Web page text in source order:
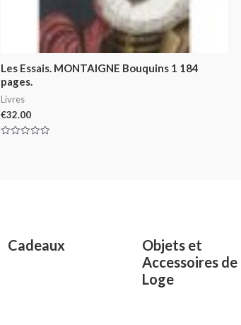
Les Essais. MONTAIGNE Bouquins 1 184
pages.
Livres
€32.00
Cadeaux
Objets et
Accessoires de
Loge